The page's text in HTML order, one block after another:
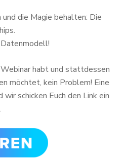
die Magie behalten: Die
habt und stattdessen
möchtet, kein Problem! Eine
schicken Euch den Link ein